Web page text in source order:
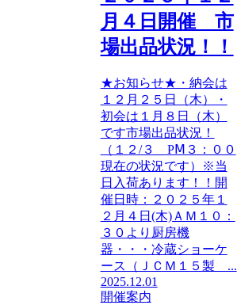
月４日開催 市
場出品状況！！
★お知らせ★・納会は
１２月２５日（木）・
初会は１月８日（木）
です市場出品状況！
（１２/３ PⅯ３：００
現在の状況です）※当
日入荷あります！！開
催日時：２０２５年１
２月４日(木)ＡＭ１０：
３０より厨房機
器・・・冷蔵ショーケ
ース（ＪＣＭ１５製 ...
2025.12.01
開催案内